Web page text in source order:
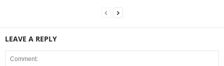
LEAVE A REPLY